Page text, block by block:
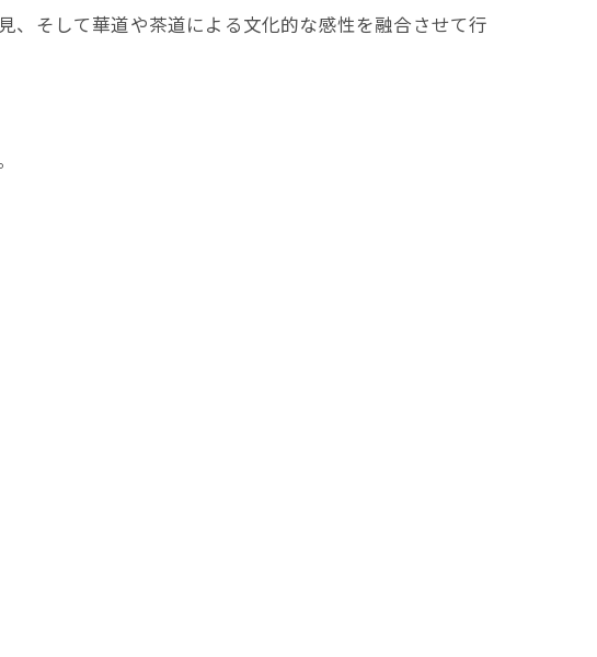
そして華道や茶道による文化的な感性を融合させて行